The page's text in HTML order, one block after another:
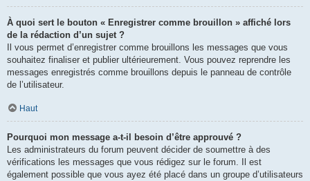
À quoi sert le bouton « Enregistrer comme brouillon » affiché lors
de la rédaction d’un sujet ?
Il vous permet d’enregistrer comme brouillons les messages que vous
souhaitez finaliser et publier ultérieurement. Vous pouvez reprendre les
messages enregistrés comme brouillons depuis le panneau de contrôle
de l’utilisateur.
Haut
Pourquoi mon message a-t-il besoin d’être approuvé ?
Les administrateurs du forum peuvent décider de soumettre à des
vérifications les messages que vous rédigez sur le forum. Il est
également possible que vous ayez été placé dans un groupe d’utilisateurs